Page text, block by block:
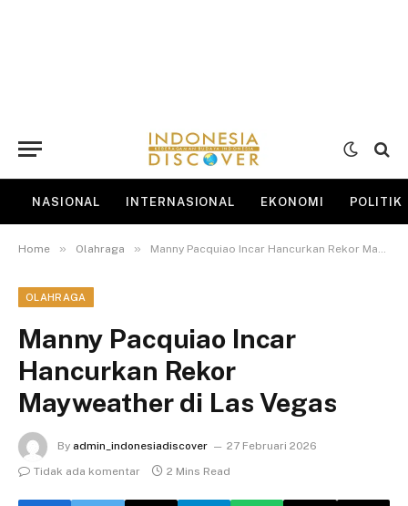
NASIONAL INTERNASIONAL EKONOMI POLITIK
Home » Olahraga » Manny Pacquiao Incar Hancurkan Rekor Mayweather di Las Vegas
OLAHRAGA
Manny Pacquiao Incar
Hancurkan Rekor
Mayweather di Las Vegas
By admin_indonesiadiscover
27 Februari 2026
Tidak ada komentar
2 Mins Read